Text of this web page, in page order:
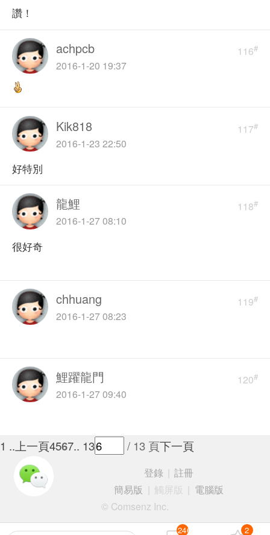
讚！
116#
achpcb
2016-1-20 19:37
117#
Kik818
2016-1-23 22:50
好特別
118#
龍鯉
2016-1-27 08:10
很好奇
119#
chhuang
2016-1-27 08:23
120#
鯉躍龍門
2016-1-27 09:40
1 ..上一頁4567.. 13 / 13 頁下一頁
246 2
登錄
註冊
簡易版
觸屏版
電腦版
© Comsenz Inc.